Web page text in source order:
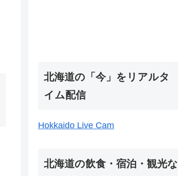
北海道の「今」をリアルタ
イム配信
Hokkaido Live Cam
北海道の飲食・宿泊・観光な